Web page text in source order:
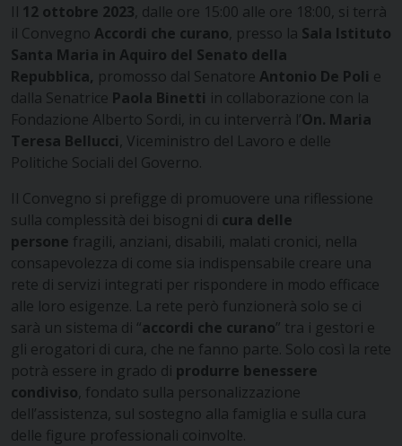
Il 12 ottobre 2023 , dalle ore 15:00 alle ore 18:00, si terrà
il Convegno Accordi che curano , presso la Sala Istituto
Santa Maria in Aquiro del Senato della
Repubblica, promosso dal Senatore Antonio De Poli e
dalla Senatrice Paola Binetti in collaborazione con la
Fondazione Alberto Sordi, in cu interverrà l’On. Maria
Teresa Bellucci , Viceministro del Lavoro e delle
Politiche Sociali del Governo.
Il Convegno si prefigge di promuovere una riflessione
sulla complessità dei bisogni di cura delle
persone fragili, anziani, disabili, malati cronici, nella
consapevolezza di come sia indispensabile creare una
rete di servizi integrati per rispondere in modo efficace
alle loro esigenze. La rete però funzionerà solo se ci
sarà un sistema di “accordi che curano” tra i gestori e
gli erogatori di cura, che ne fanno parte. Solo così la rete
potrà essere in grado di produrre benessere
condiviso , fondato sulla personalizzazione
dell’assistenza, sul sostegno alla famiglia e sulla cura
delle figure professionali coinvolte.